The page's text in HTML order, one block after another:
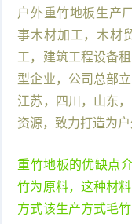
户外重竹地板生产
事木材加工，木材
工，建筑工程设备
型企业，公司总部
江苏，四川，山东
资源，致力打造为
重竹地板的优缺点
竹为原料，这种材
方式该生产方式毛